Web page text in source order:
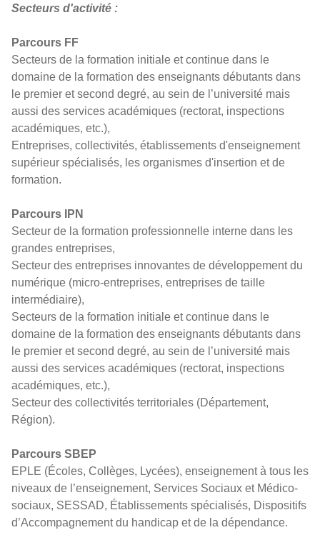
Secteurs d'activité :
Parcours FF
Secteurs de la formation initiale et continue dans le
domaine de la formation des enseignants débutants dans
le premier et second degré, au sein de l’université mais
aussi des services académiques (rectorat, inspections
académiques, etc.),
Entreprises, collectivités, établissements d'enseignement
supérieur spécialisés, les organismes d'insertion et de
formation.
Parcours IPN
Secteur de la formation professionnelle interne dans les
grandes entreprises,
Secteur des entreprises innovantes de développement du
numérique (micro-entreprises, entreprises de taille
intermédiaire),
Secteurs de la formation initiale et continue dans le
domaine de la formation des enseignants débutants dans
le premier et second degré, au sein de l’université mais
aussi des services académiques (rectorat, inspections
académiques, etc.),
Secteur des collectivités territoriales (Département,
Région).
Parcours SBEP
EPLE (Écoles, Collèges, Lycées), enseignement à tous les
niveaux de l’enseignement, Services Sociaux et Médico-
sociaux, SESSAD, Établissements spécialisés, Dispositifs
d’Accompagnement du handicap et de la dépendance.